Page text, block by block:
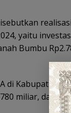
yaitu
Bumbu
di Kabupaten
miliar, dan